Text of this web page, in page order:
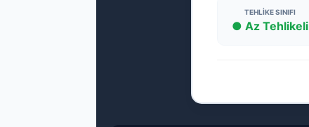
TEHLIKE SINIFI
● Az Tehlikeli